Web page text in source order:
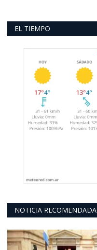
EL TIEMPO
NOTICIA RECOMENDADA